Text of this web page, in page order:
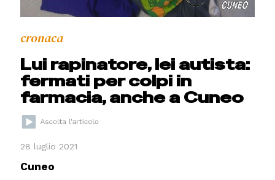
cronaca
Lui rapinatore, lei autista:
fermati per colpi in
farmacia, anche a Cuneo
28 luglio 2021
Cuneo